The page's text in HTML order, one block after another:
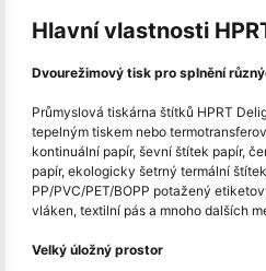
Hlavní vlastnosti
Dvourežimový tisk pro splnění
Průmyslová tiskárna štítků HPRT
tepelným tiskem nebo
kontinuální papír, ševní štítek papír,
papír, ekologicky šetrný termální
PP/PVC/PET/BOPP potažený
vláken, textilní pás a mnoho dalších
Velký úložný prostor